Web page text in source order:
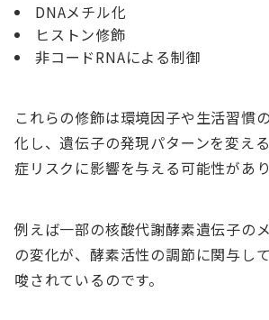
DNAメチル化
ヒストン修飾
非コードRNAによる制御
これらの修飾は環境因子や生活習慣
化し、遺伝子の発現パターンを変え
症リスクに影響を与える可能性があり
例えば一部の核酸代謝酵素遺伝子の
の変化が、酵素活性の調節に関与し
唆されているのです。